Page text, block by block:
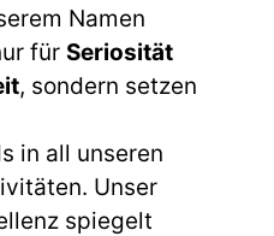
Namen
für Seriosität
, sondern setzen
in all unseren
Unser
spiegelt